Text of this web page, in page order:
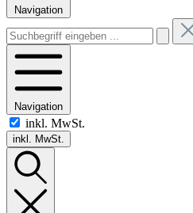
Navigation
Navigation
inkl. MwSt.
inkl. MwSt.